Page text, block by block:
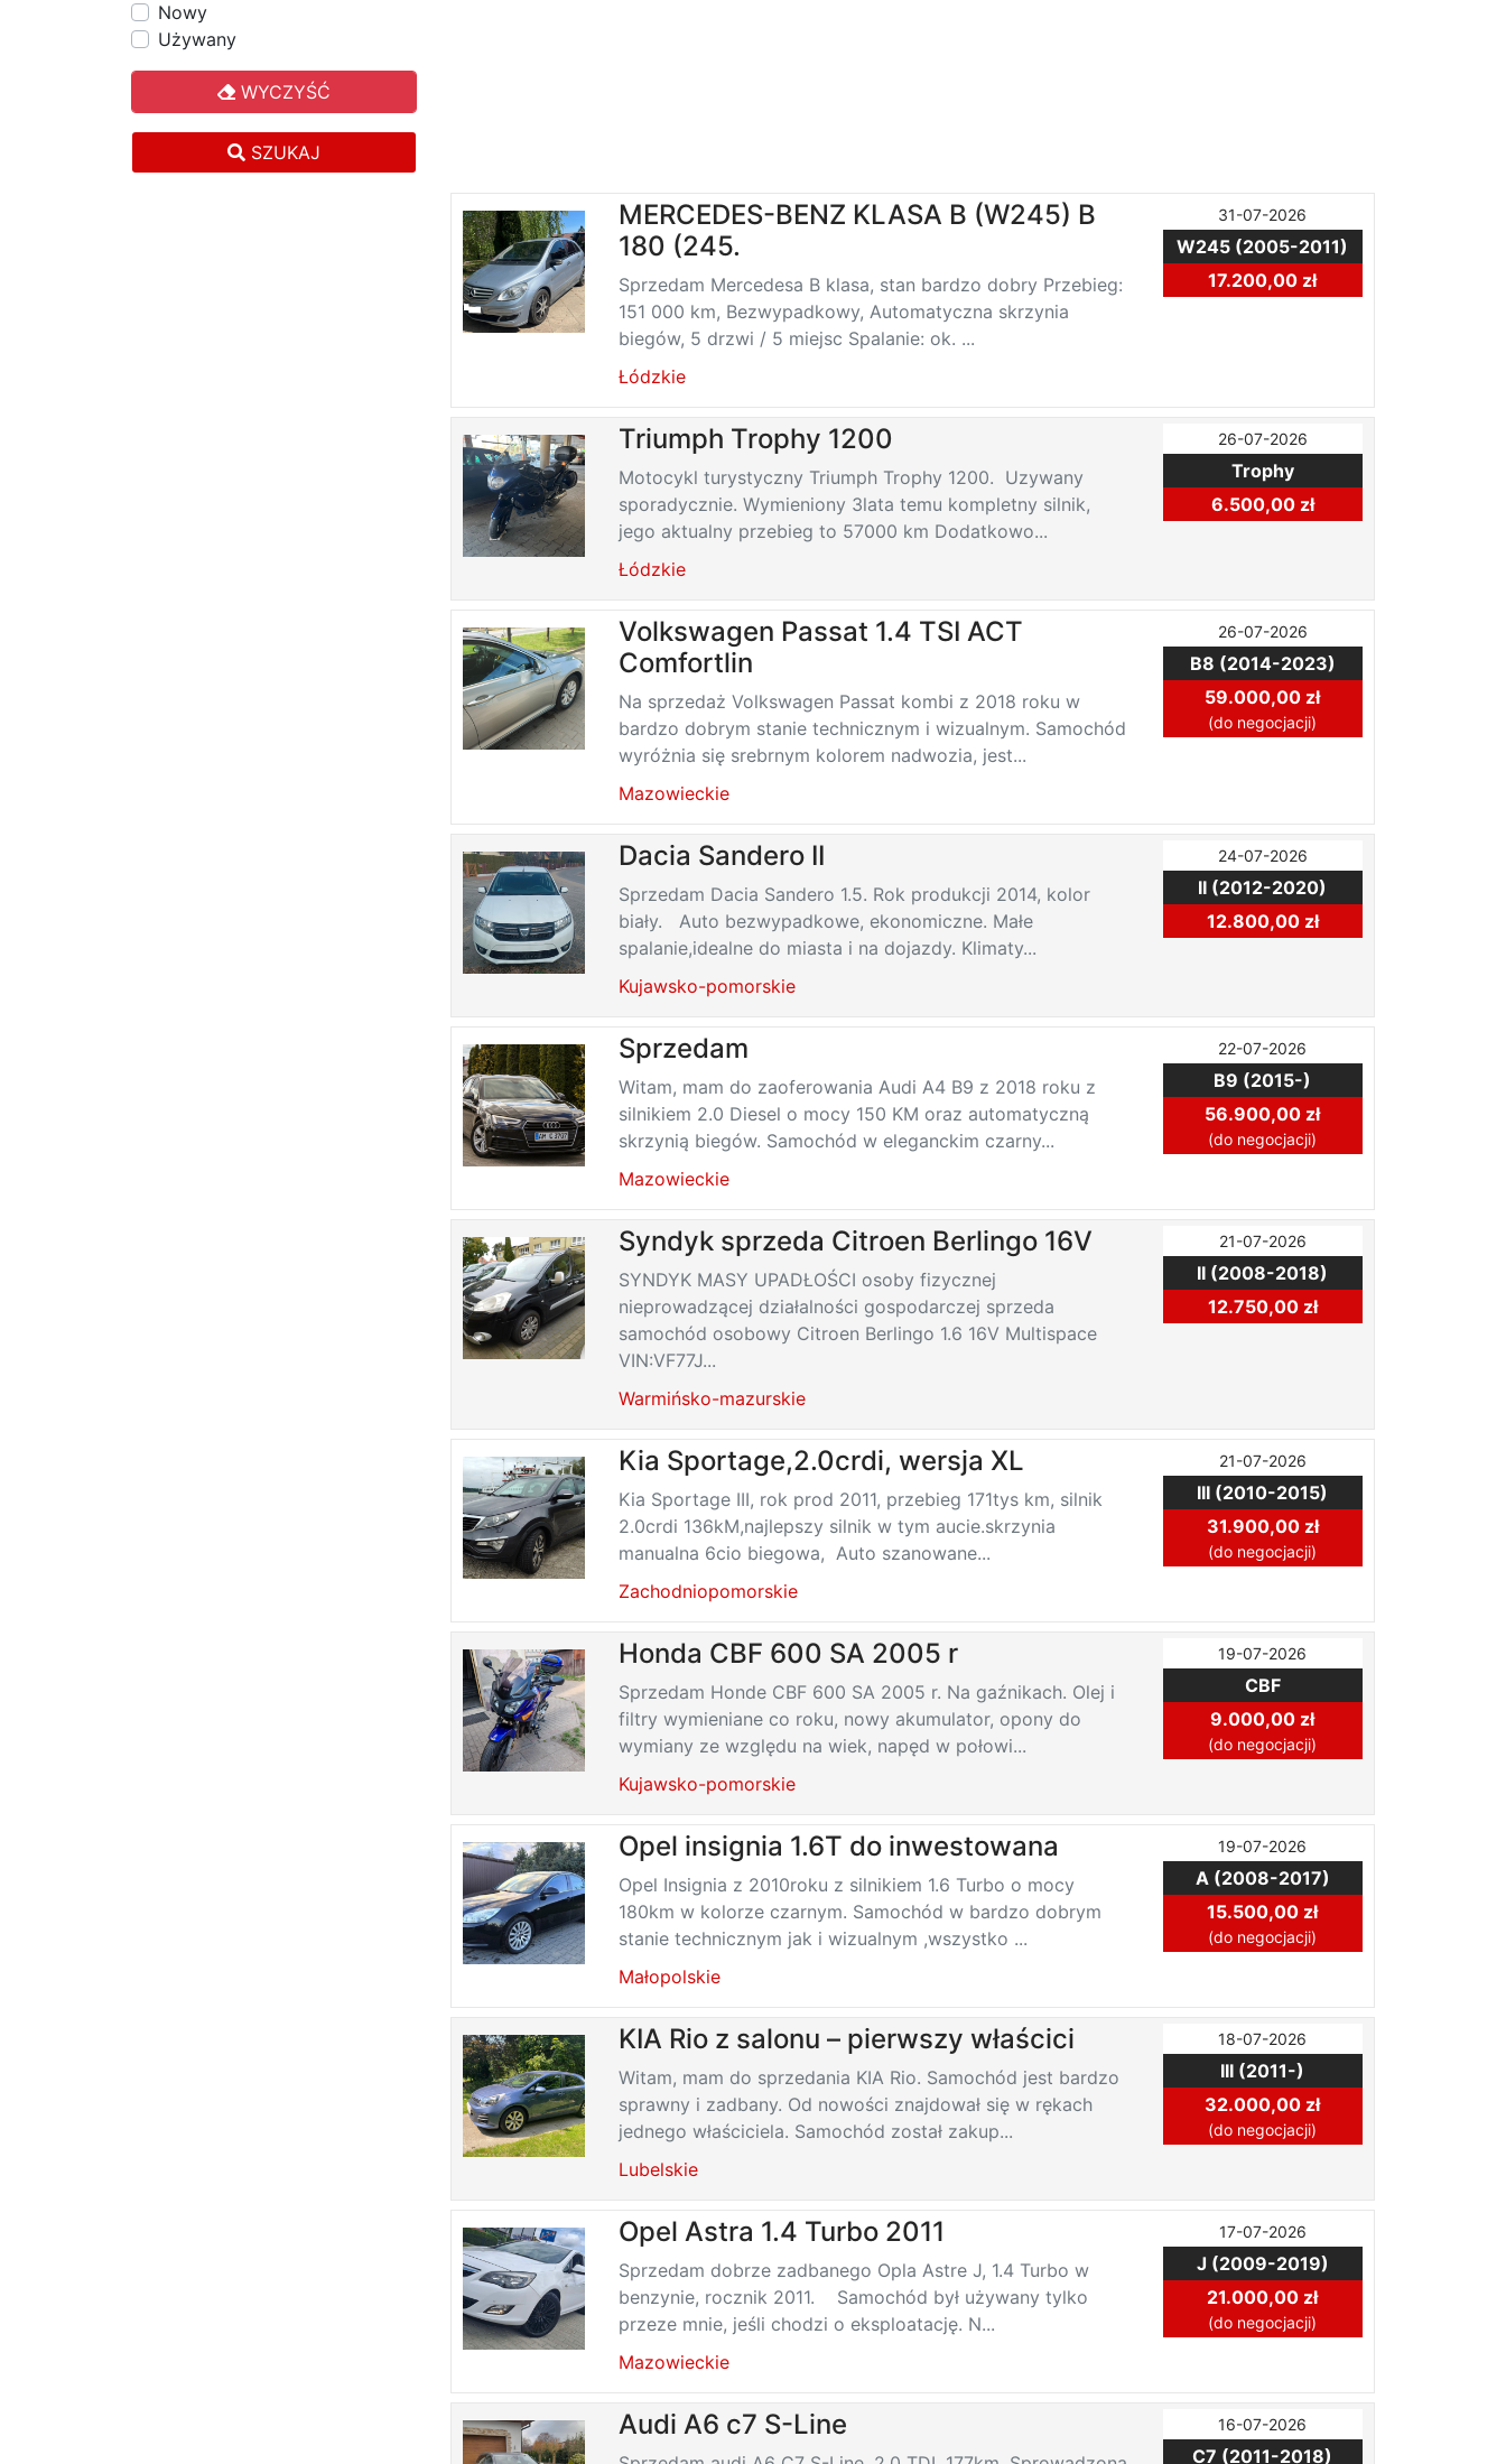
Nowy
Używany
WYCZYŚĆ
SZUKAJ
MERCEDES-BENZ KLASA B (W245) B
180 (245.
Sprzedam Mercedesa B klasa, stan bardzo dobry Przebieg:
151 000 km, Bezwypadkowy, Automatyczna skrzynia
biegów, 5 drzwi / 5 miejsc Spalanie: ok. ...
Łódzkie
31-07-2026
W245 (2005-2011)
17.200,00 zł
Triumph Trophy 1200
Motocykl turystyczny Triumph Trophy 1200. Uzywany
sporadycznie. Wymieniony 3lata temu kompletny silnik,
jego aktualny przebieg to 57000 km Dodatkowo...
Łódzkie
26-07-2026
Trophy
6.500,00 zł
Volkswagen Passat 1.4 TSI ACT
Comfortlin
Na sprzedaż Volkswagen Passat kombi z 2018 roku w
bardzo dobrym stanie technicznym i wizualnym. Samochód
wyróżnia się srebrnym kolorem nadwozia, jest...
Mazowieckie
26-07-2026
B8 (2014-2023)
59.000,00 zł
(do negocjacji)
Dacia Sandero II
Sprzedam Dacia Sandero 1.5. Rok produkcji 2014, kolor
biały. Auto bezwypadkowe, ekonomiczne. Małe
spalanie,idealne do miasta i na dojazdy. Klimaty...
Kujawsko-pomorskie
24-07-2026
II (2012-2020)
12.800,00 zł
Sprzedam
Witam, mam do zaoferowania Audi A4 B9 z 2018 roku z
silnikiem 2.0 Diesel o mocy 150 KM oraz automatyczną
skrzynią biegów. Samochód w eleganckim czarny...
Mazowieckie
22-07-2026
B9 (2015-)
56.900,00 zł
(do negocjacji)
Syndyk sprzeda Citroen Berlingo 16V
SYNDYK MASY UPADŁOŚCI osoby fizycznej
nieprowadzącej działalności gospodarczej sprzeda
samochód osobowy Citroen Berlingo 1.6 16V Multispace
VIN:VF77J...
Warmińsko-mazurskie
21-07-2026
II (2008-2018)
12.750,00 zł
Kia Sportage,2.0crdi, wersja XL
Kia Sportage III, rok prod 2011, przebieg 171tys km, silnik
2.0crdi 136kM,najlepszy silnik w tym aucie.skrzynia
manualna 6cio biegowa, Auto szanowane...
Zachodniopomorskie
21-07-2026
III (2010-2015)
31.900,00 zł
(do negocjacji)
Honda CBF 600 SA 2005 r
Sprzedam Honde CBF 600 SA 2005 r. Na gaźnikach. Olej i
filtry wymieniane co roku, nowy akumulator, opony do
wymiany ze względu na wiek, napęd w połowi...
Kujawsko-pomorskie
19-07-2026
CBF
9.000,00 zł
(do negocjacji)
Opel insignia 1.6T do inwestowana
Opel Insignia z 2010roku z silnikiem 1.6 Turbo o mocy
180km w kolorze czarnym. Samochód w bardzo dobrym
stanie technicznym jak i wizualnym ,wszystko ...
Małopolskie
19-07-2026
A (2008-2017)
15.500,00 zł
(do negocjacji)
KIA Rio z salonu – pierwszy właścici
Witam, mam do sprzedania KIA Rio. Samochód jest bardzo
sprawny i zadbany. Od nowości znajdował się w rękach
jednego właściciela. Samochód został zakup...
Lubelskie
18-07-2026
III (2011-)
32.000,00 zł
(do negocjacji)
Opel Astra 1.4 Turbo 2011
Sprzedam dobrze zadbanego Opla Astre J, 1.4 Turbo w
benzynie, rocznik 2011. Samochód był używany tylko
przeze mnie, jeśli chodzi o eksploatację. N...
Mazowieckie
17-07-2026
J (2009-2019)
21.000,00 zł
(do negocjacji)
Audi A6 c7 S-Line 16-07-2026
C7 (2011-2018)